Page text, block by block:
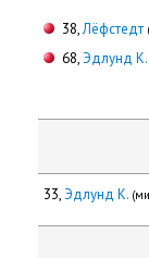
38,Лёфстедт (
68,Эдлунд К.
33,Эдлунд К.